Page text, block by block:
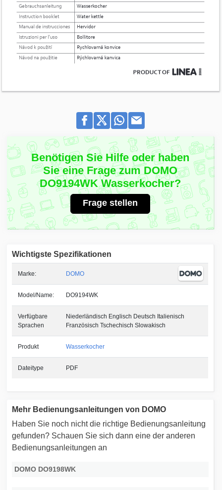
Benötigen Sie Hilfe oder haben
Sie eine Frage zum DOMO
DO9194WK Wasserkocher?
Frage stellen
Wichtigste Spezifikationen
Marke: DOMO
Model/Name: DO9194WK
Verfügbare
Sprachen
Niederländisch Englisch Deutsch Italienisch
Französisch Tschechisch Slowakisch
Produkt Wasserkocher
Dateitype PDF
Mehr Bedienungsanleitungen von DOMO
Haben Sie noch nicht die richtige Bedienungsanleitung
gefunden? Schauen Sie sich dann eine der anderen
Bedienungsanleitungen an
DOMO DO9198WK